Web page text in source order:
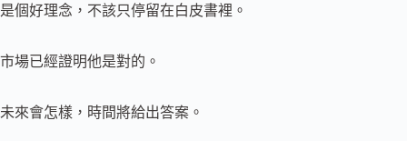
是個好理念，不該只停留在白皮書裡。
市場已經證明他是對的。
未來會怎樣，時間將給出答案。